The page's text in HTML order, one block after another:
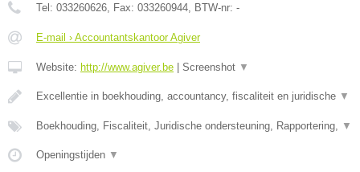
Tel: 033260626 , Fax: 033260944 , BTW-nr: -
E-mail › Accountantskantoor Agiver
Website: http://www.agiver.be Screenshot ▼
Excellentie in boekhouding, accountancy, fiscaliteit en juridische ▼
Boekhouding, Fiscaliteit, Juridische ondersteuning, Rapportering, ▼
Openingstijden ▼